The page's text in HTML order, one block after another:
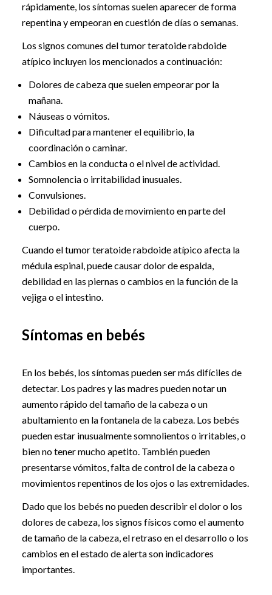
rápidamente, los síntomas suelen aparecer de forma
repentina y empeoran en cuestión de días o semanas.
Los signos comunes del tumor teratoide rabdoide
atípico incluyen los mencionados a continuación:
Dolores de cabeza que suelen empeorar por la
mañana.
Náuseas o vómitos.
Dificultad para mantener el equilibrio, la
coordinación o caminar.
Cambios en la conducta o el nivel de actividad.
Somnolencia o irritabilidad inusuales.
Convulsiones.
Debilidad o pérdida de movimiento en parte del
cuerpo.
Cuando el tumor teratoide rabdoide atípico afecta la
médula espinal, puede causar dolor de espalda,
debilidad en las piernas o cambios en la función de la
vejiga o el intestino.
Síntomas en bebés
En los bebés, los síntomas pueden ser más difíciles de
detectar. Los padres y las madres pueden notar un
aumento rápido del tamaño de la cabeza o un
abultamiento en la fontanela de la cabeza. Los bebés
pueden estar inusualmente somnolientos o irritables, o
bien no tener mucho apetito. También pueden
presentarse vómitos, falta de control de la cabeza o
movimientos repentinos de los ojos o las extremidades.
Dado que los bebés no pueden describir el dolor o los
dolores de cabeza, los signos físicos como el aumento
de tamaño de la cabeza, el retraso en el desarrollo o los
cambios en el estado de alerta son indicadores
importantes.